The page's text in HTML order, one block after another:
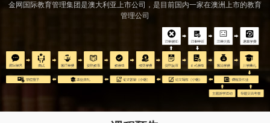
金网国际教育管理集团是澳大利亚上市公司，是目前国内一家在澳洲上市的教育
管理公司